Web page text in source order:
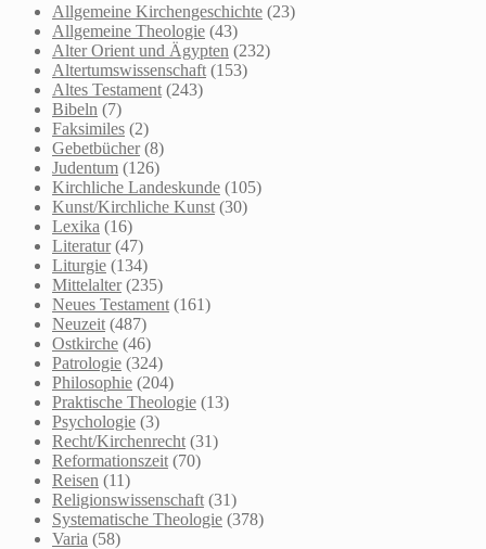
Allgemeine Kirchengeschichte (23)
Allgemeine Theologie (43)
Alter Orient und Ägypten (232)
Altertumswissenschaft (153)
Altes Testament (243)
Bibeln (7)
Faksimiles (2)
Gebetbücher (8)
Judentum (126)
Kirchliche Landeskunde (105)
Kunst/Kirchliche Kunst (30)
Lexika (16)
Literatur (47)
Liturgie (134)
Mittelalter (235)
Neues Testament (161)
Neuzeit (487)
Ostkirche (46)
Patrologie (324)
Philosophie (204)
Praktische Theologie (13)
Psychologie (3)
Recht/Kirchenrecht (31)
Reformationszeit (70)
Reisen (11)
Religionswissenschaft (31)
Systematische Theologie (378)
Varia (58)